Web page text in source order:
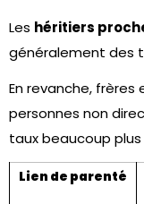
Les héritiers
généralement des
En revanche,
personnes non
taux beaucoup plus
Lien de parenté